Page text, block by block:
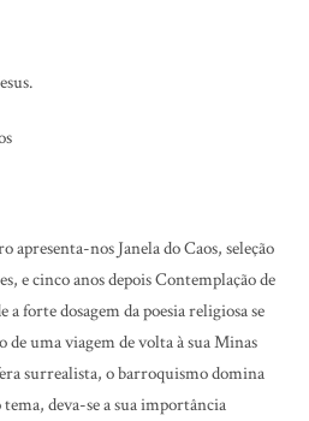
nos Janela do Caos, seleção
e cinco anos depois Contemplação de
forte dosagem da poesia religiosa se
de uma viagem de volta à sua Minas
surrealista, o barroquismo domina
deva-se a sua importância